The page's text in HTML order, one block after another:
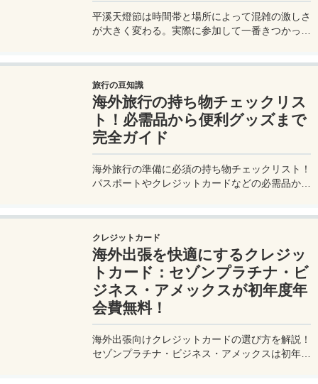
平溪天燈節は時間帯と場所によって混雑の激しさ
が大きく変わる。実際に参加して一番きつかった
旅行の豆知識
海外旅行の持ち物チェックリス
ト！必需品から便利グッズまで
完全ガイド
海外旅行の準備に必須の持ち物チェックリスト！
パスポートやクレジットカードなどの必需品か
ャートリップで今すぐチェック！
クレジットカード
海外出張を快適にするクレジッ
トカード：セゾンプラチナ・ビ
ジネス・アメックスが初年度年
会費無料！
海外出張向けクレジットカードの選び方を解説！
セゾンプラチナ・ビジネス・アメックスは初年度